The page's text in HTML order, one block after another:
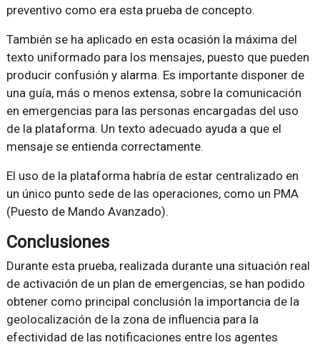
preventivo como era esta prueba de concepto.
También se ha aplicado en esta ocasión la máxima del
texto uniformado para los mensajes, puesto que pueden
producir confusión y alarma. Es importante disponer de
una guía, más o menos extensa, sobre la comunicación
en emergencias para las personas encargadas del uso
de la plataforma. Un texto adecuado ayuda a que el
mensaje se entienda correctamente.
El uso de la plataforma habría de estar centralizado en
un único punto sede de las operaciones, como un PMA
(Puesto de Mando Avanzado).
Conclusiones
Durante esta prueba, realizada durante una situación real
de activación de un plan de emergencias, se han podido
obtener como principal conclusión la importancia de la
geolocalización de la zona de influencia para la
efectividad de las notificaciones entre los agentes